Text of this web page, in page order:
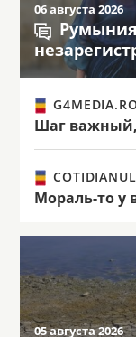
06 августа 2026
Шаг
Мораль-то у
05 августа 2026